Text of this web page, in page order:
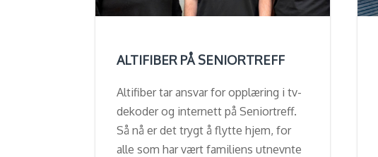
ALTIFIBER PÅ SENIORTREFF
Altifiber tar ansvar for opplæring i tv-
dekoder og internett på Seniortreff.
Så nå er det trygt å flytte hjem, for
alle som har vært familiens utnevnte